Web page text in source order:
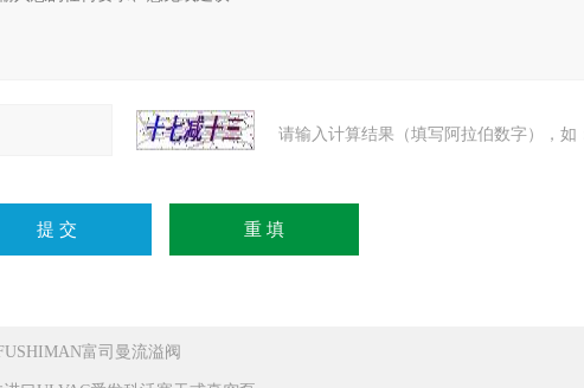
请输入计算结果（填写阿拉伯数字），如
富司曼流溢阀